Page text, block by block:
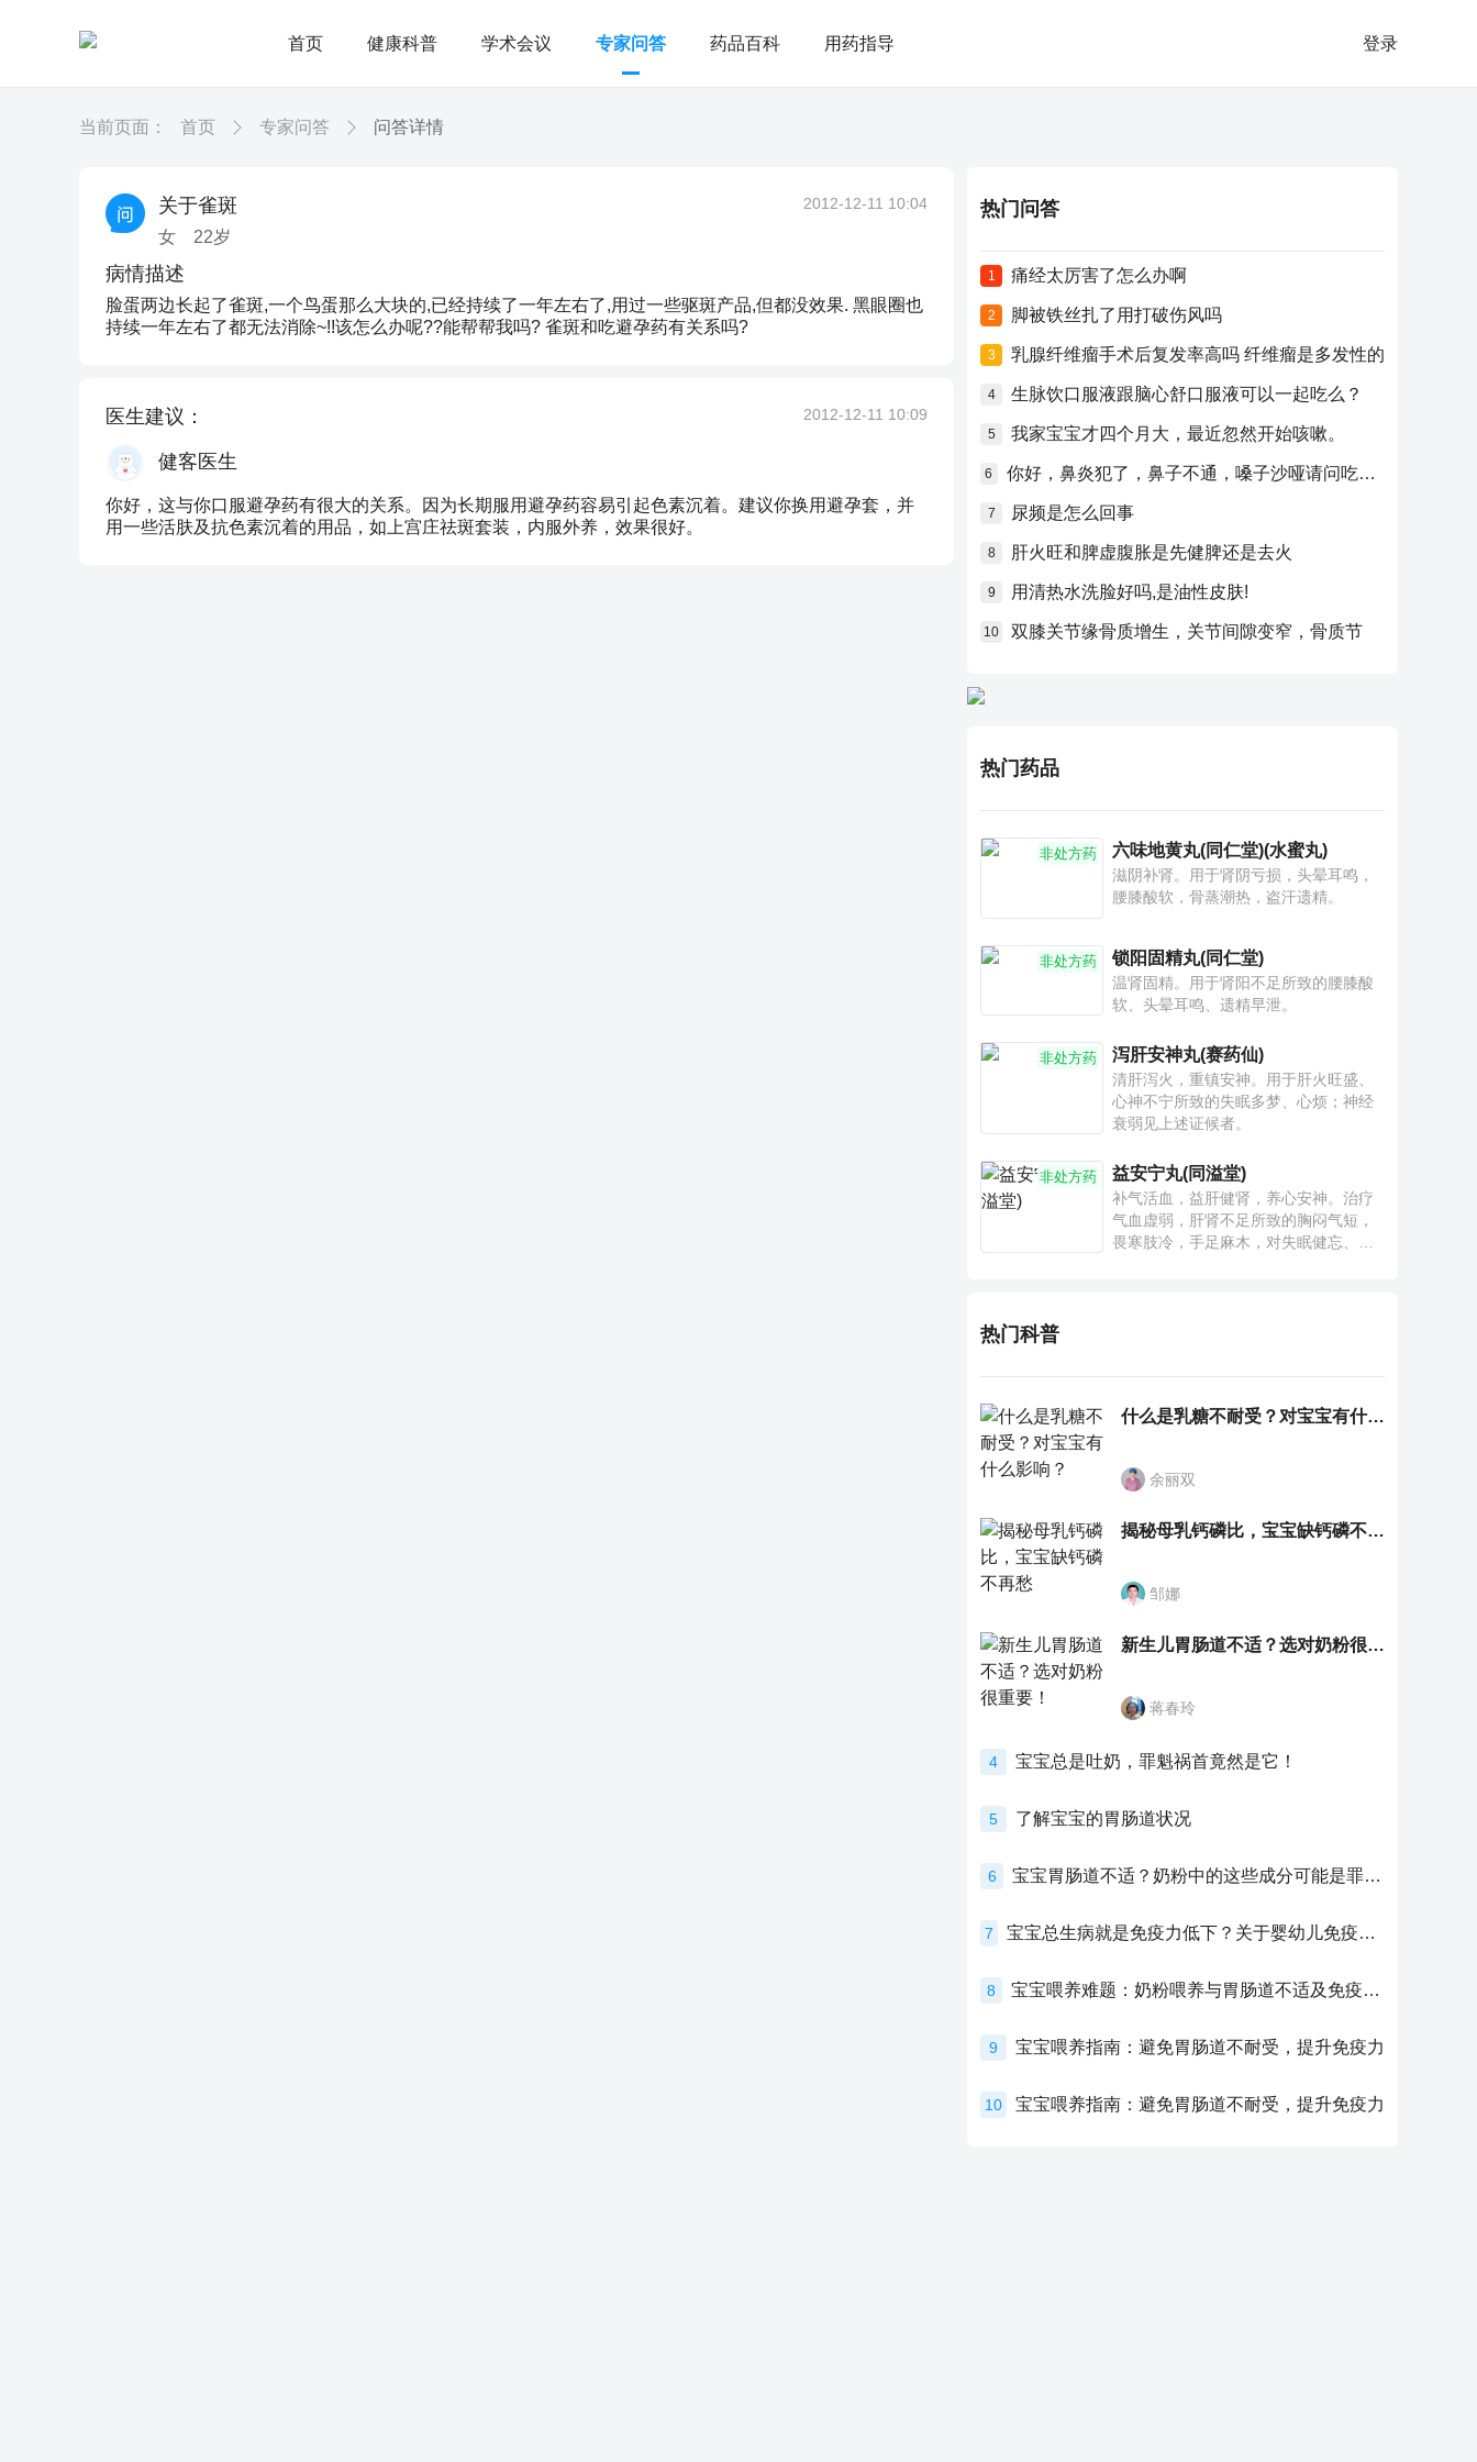
首页 健康科普 学术会议 专家问答 药品百科 用药指导 登录
当前页面： 首页 专家问答 问答详情
关于雀斑
女 22岁
2012-12-11 10:04
病情描述
脸蛋两边长起了雀斑,一个鸟蛋那么大块的,已经持续了一年左右了,用过一些驱斑产品,但都没效果. 黑眼圈也
持续一年左右了都无法消除~!!该怎么办呢??能帮帮我吗? 雀斑和吃避孕药有关系吗?
医生建议： 2012-12-11 10:09
健客医生
你好，这与你口服避孕药有很大的关系。因为长期服用避孕药容易引起色素沉着。建议你换用避孕套，并
用一些活肤及抗色素沉着的用品，如上宫庄祛斑套装，内服外养，效果很好。
热门问答
1 痛经太厉害了怎么办啊
2 脚被铁丝扎了用打破伤风吗
3 乳腺纤维瘤手术后复发率高吗 纤维瘤是多发性的
4 生脉饮口服液跟脑心舒口服液可以一起吃么？
5 我家宝宝才四个月大，最近忽然开始咳嗽。
6 你好，鼻炎犯了，鼻子不通，嗓子沙哑请问吃什么药比较好？
7 尿频是怎么回事
8 肝火旺和脾虚腹胀是先健脾还是去火
9 用清热水洗脸好吗,是油性皮肤!
10 双膝关节缘骨质增生，关节间隙变窄，骨质节
热门药品
非处方药 六味地黄丸(同仁堂)(水蜜丸)
滋阴补肾。用于肾阴亏损，头晕耳鸣，
腰膝酸软，骨蒸潮热，盗汗遗精。
非处方药 锁阳固精丸(同仁堂)
温肾固精。用于肾阳不足所致的腰膝酸
软、头晕耳鸣、遗精早泄。
非处方药 泻肝安神丸(赛药仙)
清肝泻火，重镇安神。用于肝火旺盛、
心神不宁所致的失眠多梦、心烦；神经
衰弱见上述证候者。
非处方药 益安宁丸(同溢堂)
补气活血，益肝健肾，养心安神。治疗
气血虚弱，肝肾不足所致的胸闷气短，
畏寒肢冷，手足麻木，对失眠健忘、神
热门科普
什么是乳糖不耐受？对宝宝有什么影响？
余丽双
揭秘母乳钙磷比，宝宝缺钙磷不再愁
邹娜
新生儿胃肠道不适？选对奶粉很重要！
蒋春玲
4 宝宝总是吐奶，罪魁祸首竟然是它！
5 了解宝宝的胃肠道状况
6 宝宝胃肠道不适？奶粉中的这些成分可能是罪魁祸首！
7 宝宝总生病就是免疫力低下？关于婴幼儿免疫力的真相，家长必须了解！
8 宝宝喂养难题：奶粉喂养与胃肠道不适及免疫力提升的奥秘
9 宝宝喂养指南：避免胃肠道不耐受，提升免疫力
10 宝宝喂养指南：避免胃肠道不耐受，提升免疫力